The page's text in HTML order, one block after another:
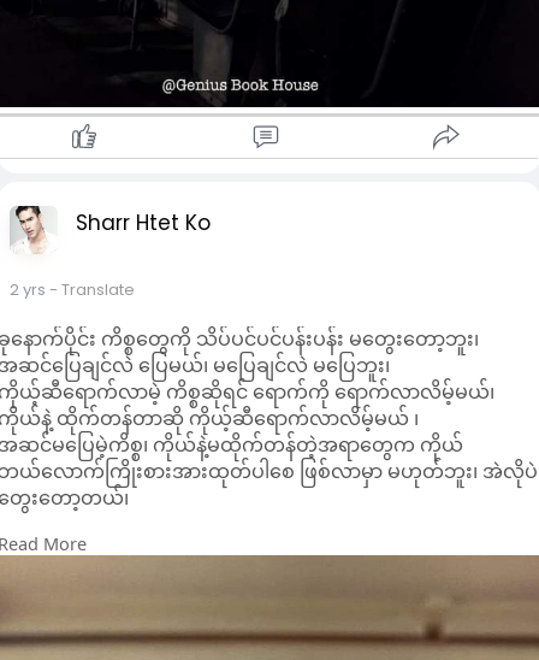
Sharr Htet Ko
2 yrs - Translate
နောက်ပိုင်း ကိစ္စတွေကို သိပ်ပင်ပင်ပန်းပန်း မတွေးတော့ဘူး၊
ဆင်ပြေချင်လဲ ပြေမယ်၊ မပြေချင်လဲ မပြေဘူး၊
ယ့်ဆီရောက်လာမဲ့ ကိစ္စဆိုရင် ရောက်ကို ရောက်လာလိမ့်မယ်၊
ယ်နဲ့ ထိုက်တန်တာဆို ကိုယ့်ဆီရောက်လာလိမ့်မယ် ၊
ဆင်မပြေမဲ့ကိစ္စ၊ ကိုယ်နဲ့မထိုက်တန်တဲ့အရာတွေက ကိုယ်
ယ်လောက်ကြိုးစားအားထုတ်ပါစေ ဖြစ်လာမှာ မဟုတ်ဘူး၊ အဲလိုပဲ
ေးတော့တယ်၊
ချစ်ရေးရော စီးပွါးရေးရော လူမှုရေးတွေရော အကုန်ပဲ …..
ယ်နဲ့တွဲလို့ရတဲ့ မိတ်ဆွေစစ်နဲ့ ဆုံခွင့်ရတယ်
More